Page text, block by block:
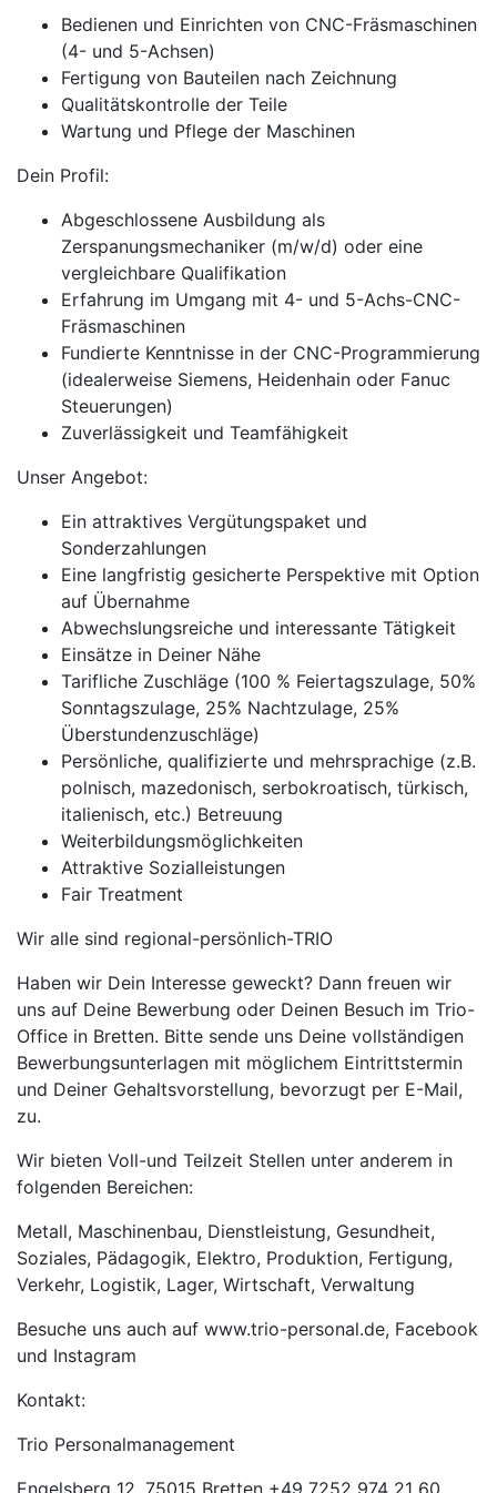
Bedienen und Einrichten von CNC-Fräsmaschinen
(4- und 5-Achsen)
Fertigung von Bauteilen nach Zeichnung
Qualitätskontrolle der Teile
Wartung und Pflege der Maschinen
Dein Profil:
Abgeschlossene Ausbildung als
Zerspanungsmechaniker (m/w/d) oder eine
vergleichbare Qualifikation
Erfahrung im Umgang mit 4- und 5-Achs-CNC-
Fräsmaschinen
Fundierte Kenntnisse in der CNC-Programmierung
(idealerweise Siemens, Heidenhain oder Fanuc
Steuerungen)
Zuverlässigkeit und Teamfähigkeit
Unser Angebot:
Ein attraktives Vergütungspaket und
Sonderzahlungen
Eine langfristig gesicherte Perspektive mit Option
auf Übernahme
Abwechslungsreiche und interessante Tätigkeit
Einsätze in Deiner Nähe
Tarifliche Zuschläge (100 % Feiertagszulage, 50%
Sonntagszulage, 25% Nachtzulage, 25%
Überstundenzuschläge)
Persönliche, qualifizierte und mehrsprachige (z.B.
polnisch, mazedonisch, serbokroatisch, türkisch,
italienisch, etc.) Betreuung
Weiterbildungsmöglichkeiten
Attraktive Sozialleistungen
Fair Treatment
Wir alle sind regional-persönlich-TRIO
Haben wir Dein Interesse geweckt? Dann freuen wir
uns auf Deine Bewerbung oder Deinen Besuch im Trio-
Office in Bretten. Bitte sende uns Deine vollständigen
Bewerbungsunterlagen mit möglichem Eintrittstermin
und Deiner Gehaltsvorstellung, bevorzugt per E-Mail,
zu.
Wir bieten Voll-und Teilzeit Stellen unter anderem in
folgenden Bereichen:
Metall, Maschinenbau, Dienstleistung, Gesundheit,
Soziales, Pädagogik, Elektro, Produktion, Fertigung,
Verkehr, Logistik, Lager, Wirtschaft, Verwaltung
Besuche uns auch auf www.trio-personal.de, Facebook
und Instagram
Kontakt:
Trio Personalmanagement
Engelsberg 12, 75015 Bretten +49 7252 974 21 60